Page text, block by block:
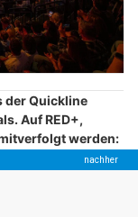
der Quickline
Auf RED+,
werden:
nun fixiert.
League die